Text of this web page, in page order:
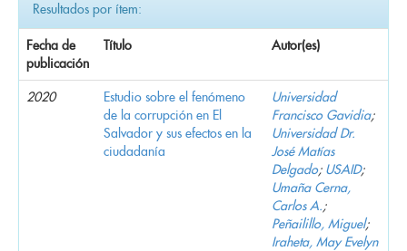
Resultados por ítem:
Fecha de
publicación
Título Autor(es)
2020
Estudio sobre el fenómeno
de la corrupción en El
Salvador y sus efectos en la
ciudadanía
Universidad
Francisco Gavidia;
Universidad Dr.
José Matías
Delgado; USAID;
Umaña Cerna,
Carlos A.;
Peñailillo, Miguel;
Iraheta, May Evelyn